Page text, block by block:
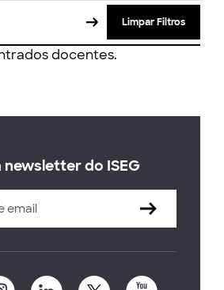
Limpar Filtros
docentes.
newsletter do ISEG